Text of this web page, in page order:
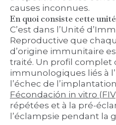
causes inconnues.
En quoi consiste cette
C’est dans l’Unité
Reproductive que
d’origine immunitaire
traité. Un profil complet
immunologiques liés à
l’échec de
Fécondación in vitro
répétées et à la pré-
l’éclampsie pendant la